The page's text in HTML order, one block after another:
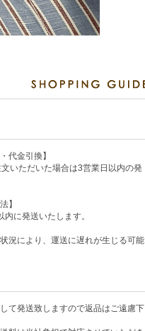
代金引換】
いただいた場合は3営業日以内の発
】
に発送いたします。
況により、運送に遅れが生じる可能
て発送致しますので返品はご遠慮下